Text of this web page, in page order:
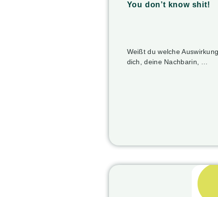
You don’t know shit!
Weißt du welche
dich, deine Nachbarin, …